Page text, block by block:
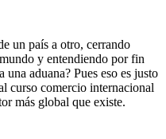
un país a otro, cerrando
y entendiendo por fin
aduana? Pues eso es justo
curso comercio internacional
más global que existe.